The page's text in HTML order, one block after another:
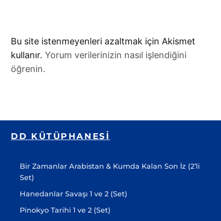
Bu site istenmeyenleri azaltmak için Akismet
kullanır.Yorum verilerinizin nasıl işlendiğini
öğrenin.
DD KÜTÜPHANESI
Bir Zamanlar Arabistan & Kumda Kalan Son İz (2’li
Set)
Hanedanlar Savaşı 1 ve 2 (Set)
Pinokyo Tarihi 1 ve 2 (Set)